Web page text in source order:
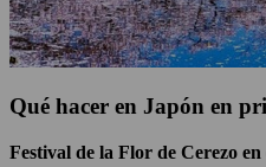
Qué hacer en Japón en
Festival de la Flor de Cerezo